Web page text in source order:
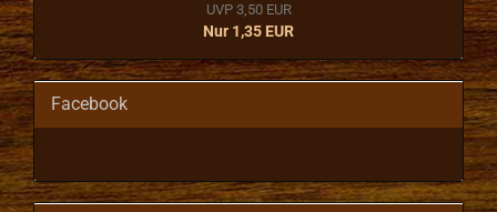
UVP 3,50 EUR
Nur 1,35 EUR
Facebook